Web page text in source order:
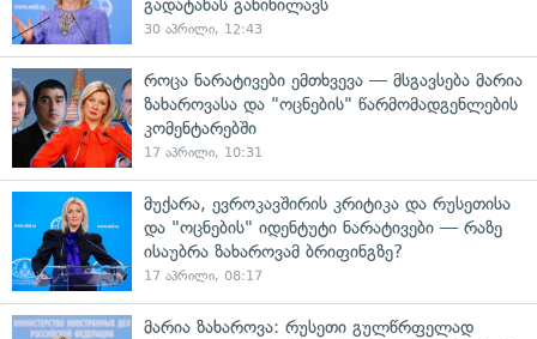
გადატანას განიხილავს
30 აპრილი, 12:43
როცა ნარატივები ემთხვევა — მსგავსება მარია
ზახაროვასა და "ოცნების" წარმომადგენლების
კომენტარებში
17 აპრილი, 10:31
მუქარა, ევროკავშირის კრიტიკა და რუსეთისა
და "ოცნების" იდენტუტი ნარატივები — რაზე
ისაუბრა ზახაროვამ ბრიფინგზე?
17 აპრილი, 08:17
მარია ზახაროვა: რუსეთი გულწრფელად